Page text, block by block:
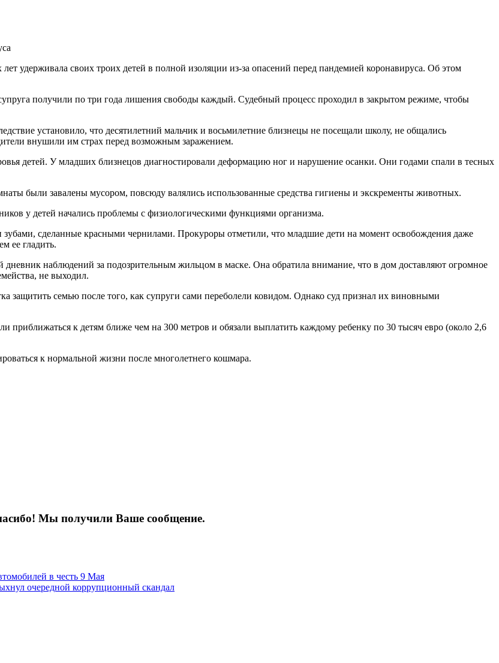
удерживала своих троих детей в полной изоляции из-за опасений перед пандемией коронавируса. Об этом
получили по три года лишения свободы каждый. Судебный процесс проходил в закрытом режиме, чтобы
установило, что десятилетний мальчик и восьмилетние близнецы не посещали школу, не общались
внушили им страх перед возможным заражением.
детей. У младших близнецов диагностировали деформацию ног и нарушение осанки. Они годами спали в тесных
были завалены мусором, повсюду валялись использованные средства гигиены и экскременты животных.
у детей начались проблемы с физиологическими функциями организма.
сделанные красными чернилами. Прокуроры отметили, что младшие дети на момент освобождения даже
ее гладить.
дневник наблюдений за подозрительным жильцом в маске. Она обратила внимание, что в дом доставляют огромное
не выходил.
защитить семью после того, как супруги сами переболели ковидом. Однако суд признал их виновными
к детям ближе чем на 300 метров и обязали выплатить каждому ребенку по 30 тысяч евро (около 2,6
к нормальной жизни после многолетнего кошмара.
Мы получили Ваше сообщение.
в честь 9 Мая
очередной коррупционный скандал